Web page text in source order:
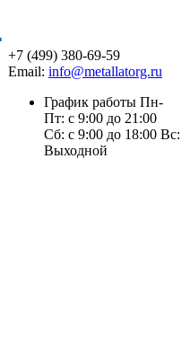
+7 (499) 380-69-59
Email: info@metallatorg.ru
График работы Пн-
Пт: с 9:00 до 21:00
Сб: с 9:00 до 18:00 Вс:
Выходной